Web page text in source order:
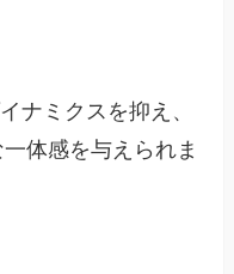
ナミクスを抑え、
体感を与えられま